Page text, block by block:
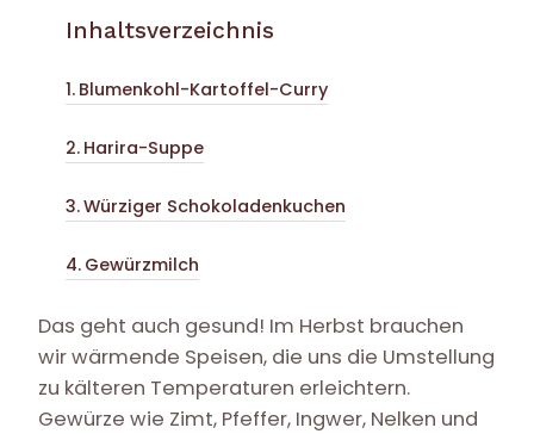
Inhaltsverzeichnis
Blumenkohl-Kartoffel-Curry
Harira-Suppe
Würziger Schokoladenkuchen
Gewürzmilch
Das geht auch gesund! Im Herbst brauchen
wir wärmende Speisen, die uns die Umstellung
zu kälteren Temperaturen erleichtern.
Gewürze wie Zimt, Pfeffer, Ingwer, Nelken und